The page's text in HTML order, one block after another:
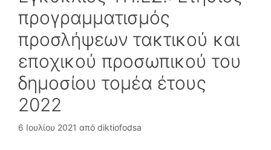
προγραμματισμός
προσλήψεων τακτικού και
εποχικού προσωπικού του
δημοσίου τομέα έτους
2022
6 Ιουλίου 2021 από diktiofodsa